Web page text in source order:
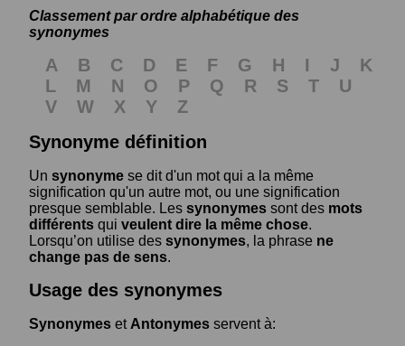
Classement par ordre alphabétique des
synonymes
A B C D E F G H I J
K
L
M N O P Q R S T
U
V
W X Y
Z
Synonyme définition
Un synonyme se dit d'un mot qui a la même
signification qu'un autre mot, ou une signification
presque semblable. Les synonymes sont des mots
différents qui veulent dire la même chose.
Lorsqu’on utilise des synonymes, la phrase ne
change pas de sens.
Usage des synonymes
Synonymes et Antonymes servent à: